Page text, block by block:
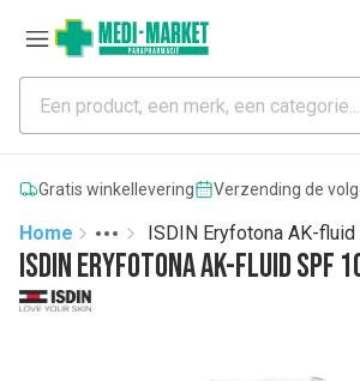
Gratis winkellevering Verzending de
Home
More
Toggle menu
ISDIN Eryfotona AK-
ISDIN Eryfotona AK-fluid SPF